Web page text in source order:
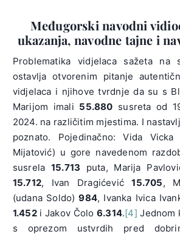
Međugorski navodni
ukazanja, navodne tajne i
Problematika vidjelaca sažeta na
ostavlja otvorenim pitanje
vidjelaca i njihove tvrdnje da su s
Marijom imali 55.880 susreta od
2024. na različitim mjestima. I
poznato. Pojedinačno: Vida Vicka
Mijatović) u gore navedenom
susrela 15.713 puta, Marija
15.712, Ivan Dragićević15.705,
(udana Soldo)984, Ivanka Ivica
1.452i Jakov Čolo 6.314.[4] Jednom
s oprezom ustvrdih pred